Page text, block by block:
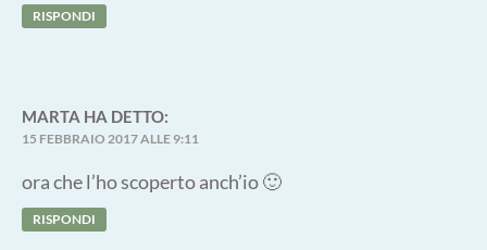
RISPONDI
MARTA HA DETTO:
15 FEBBRAIO 2017 ALLE 9:11
ora che l’ho scoperto anch’io 🙂
RISPONDI